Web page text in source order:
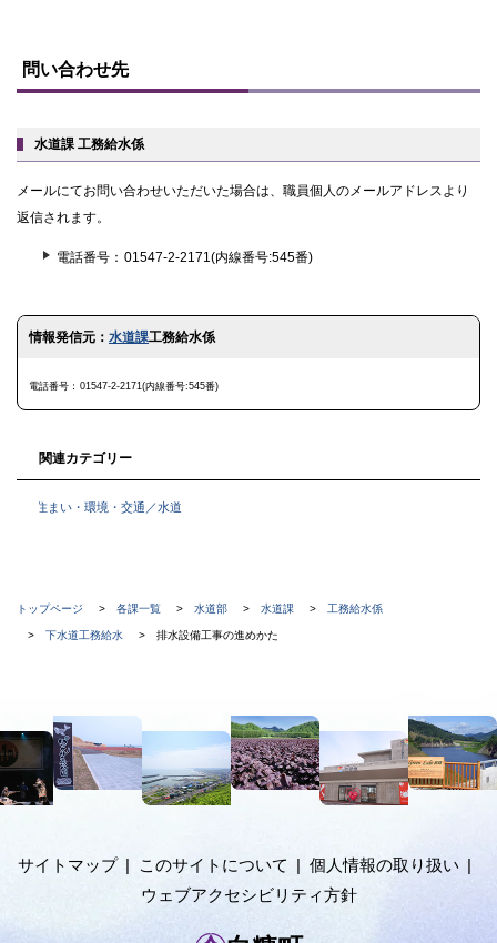
ッ問い合わせ先
水道課 工務給水係
メールにてお問い合わせいただいた場合は、職員個人のメールアドレスより
返信されます。
電話番号 01547-2-2171(内線番号:545番)
ト
戻
情報発信元： 水道課工務給水係
電話番号 01547-2-2171(内線番号:545番)
関連カテゴリー
住まい・環境・交通／水道
現
在
の
階
層
トップページ 各課一覧 水道部 水道課 工務給水係
下水道工務給水 排水設備工事の進めかた
文
へ
メ
サイトマップ このサイトについて
個人情報の取り扱い
ウェブアクセシビリティ方針